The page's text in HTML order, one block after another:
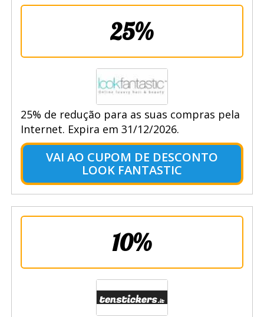
25%
25% de redução para as suas compras pela
Internet. Expira em 31/12/2026.
VAI AO CUPOM DE DESCONTO
LOOK FANTASTIC
10%